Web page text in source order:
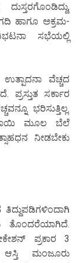
ಹಾಗೂ ಅಕ್ರಮ-
ಸಭೆಯಲ್ಲಿ
ವೆಚ್ಚದ
ಪ್ರಸ್ತುತ ಸರ್ಕಾರ
ಭರಿಸುತ್ತಿಲ್ಲ.
ಮೂಲ ಬೆಲೆ
ನೀಡಬೇಕು
ತೊಂದರೆಯಾಗಿದೆ.
ಪ್ರಕಾರ 3
ಮಂಜೂರು